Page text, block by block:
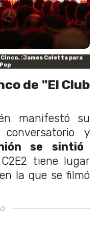
Cinco. :James Coletta para
de "El Club
manifestó su
y
se sintió
tiene lugar
la que se filmó